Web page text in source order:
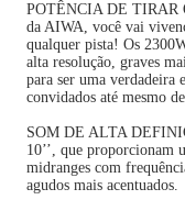
POTÊNCIA DE TIRAR
da AIWA, você vai
qualquer pista! Os
alta resolução, graves
para ser uma verdadeira
convidados até mesmo
SOM DE ALTA
10’’, que proporcionam
midranges com
agudos mais acentuados.